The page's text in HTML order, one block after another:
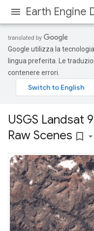
Earth Engine
Google utilizza la
lingua preferita. Le
contenere errori.
USGS Landsat
Raw Scenes bookmark_border